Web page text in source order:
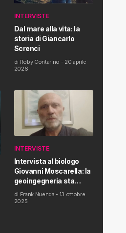
INTERVISTE
Dal mare alla vita: la
storia di Giancarlo
Screnci
di Roby Contarino - 20 aprile
2026
INTERVISTE
Intervista al biologo
Giovanni Moscarella: la
geoingegneria sta
modificando il clima e la
salute dell’uomo
di Frank Nuenda - 13 ottobre
2025